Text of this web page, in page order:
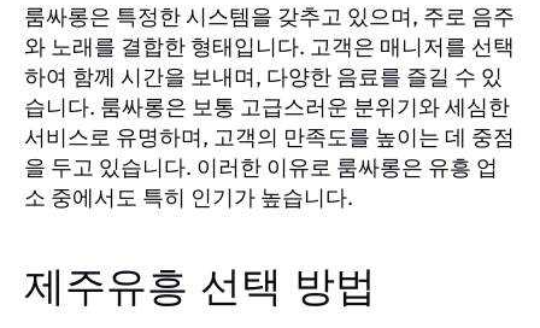
룸싸롱은 특정한 시스템을 갖추고 있으며, 주로 음주
와 노래를 결합한 형태입니다. 고객은 매니저를 선택
하여 함께 시간을 보내며, 다양한 음료를 즐길 수 있
습니다. 룸싸롱은 보통 고급스러운 분위기와 세심한
서비스로 유명하며, 고객의 만족도를 높이는 데 중점
을 두고 있습니다. 이러한 이유로 룸싸롱은 유흥 업
소 중에서도 특히 인기가 높습니다.
제주유흥 선택 방법